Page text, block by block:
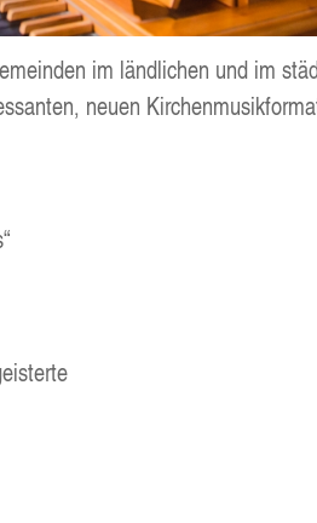
im länd­li­chen und im
neu­en